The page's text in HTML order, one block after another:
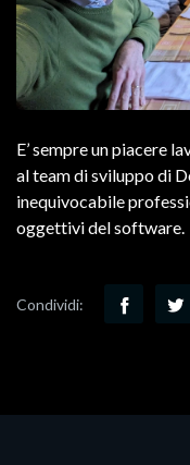
E’ sempre un piacere
al team di sviluppo di
inequivocabile
oggettivi del software.
Condividi: